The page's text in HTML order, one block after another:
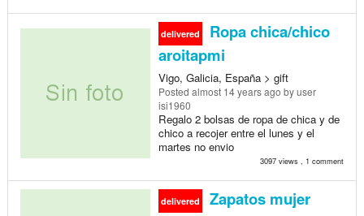
delivered
Ropa chica/chico
aroitapmi
Vigo, Galicia, España > gift
Posted almost 14 years ago by user
isi1960
Regalo 2 bolsas de ropa de chica y de
chico a recojer entre el lunes y el
martes no envio
3097 views , 1 comment
delivered Zapatos mujer